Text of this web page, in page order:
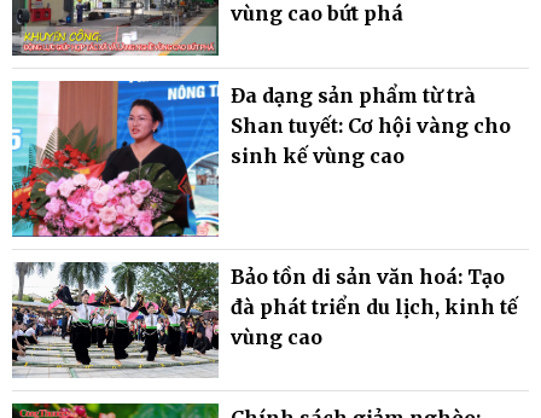
vùng cao bứt phá
Đa dạng sản phẩm từ trà
Shan tuyết: Cơ hội vàng cho
sinh kế vùng cao
Bảo tồn di sản văn hoá: Tạo
đà phát triển du lịch, kinh tế
vùng cao